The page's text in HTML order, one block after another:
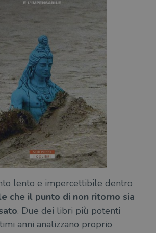
lento e impercettibile dentro
che il punto di non ritorno sia
. Due dei libri più potenti
anni analizzano proprio